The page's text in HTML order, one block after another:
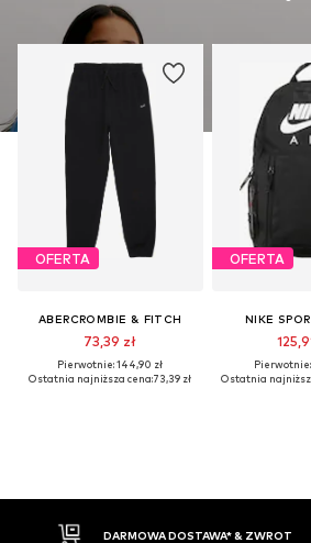
OFERTA
ABERCROMBIE & FITCH
73,39 zł
Pierwotnie: 144,90 zł
Ostatnia najniższa cena:73,39 zł
OFERTA
NIKE
Pierwotnie:
Ostatnia
DOSTAWA* & ZWROT